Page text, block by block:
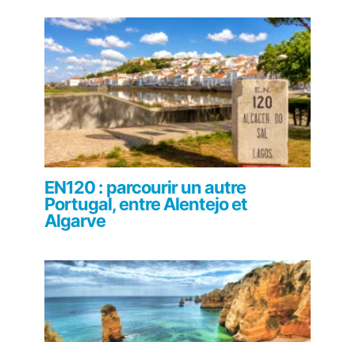
EN120 : parcourir un autre
Portugal, entre Alentejo et
Algarve